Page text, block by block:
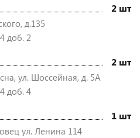
2 шт
д.135
доб. 2
2 шт
ул. Шоссейная, д. 5А
доб. 4
1 шт
ул. Ленина 114